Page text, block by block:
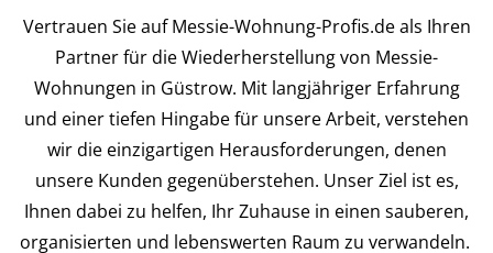
Vertrauen Sie auf Messie-Wohnung-Profis.de als Ihren
Partner für die Wiederherstellung von Messie-
Wohnungen in Güstrow. Mit langjähriger Erfahrung
und einer tiefen Hingabe für unsere Arbeit, verstehen
wir die einzigartigen Herausforderungen, denen
unsere Kunden gegenüberstehen. Unser Ziel ist es,
Ihnen dabei zu helfen, Ihr Zuhause in einen sauberen,
organisierten und lebenswerten Raum zu verwandeln.